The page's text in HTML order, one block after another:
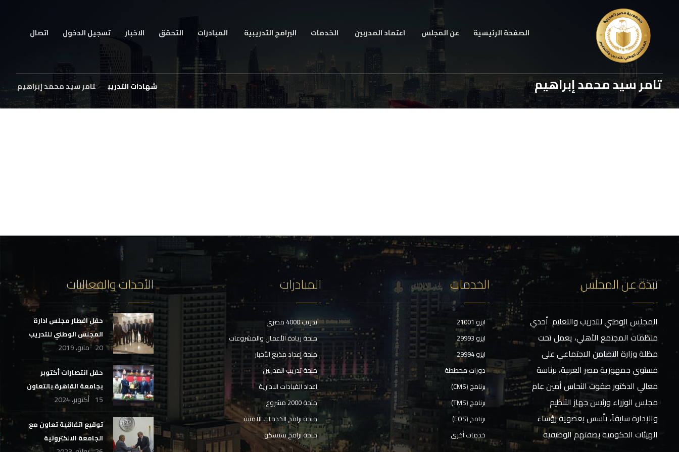
الصفحة الرئيسية عن المجلس اعتماد المدربين الخدمات البرامج التدريبية المبادرات التحقق الاخبار تسجيل الدخول اتصال
تامر سيد محمد إبراهيم شهادات التدريب تامر سيد محمد إبراهيم
نبذة عن المجلس
المجلس الوطني للتدريب والتعليم أحدي
منظمات المجتمع الأهلي، يعمل تحت
مظلة وزارة التضامن الاجتماعي على
مستوي جمهورية مصر العربية، برئاسة
معالي الدكتور صفوت النحاس أمين عام
مجلس الوزراء ورئيس جهاز التنظيم
والإدارة سابقاً، تأسس بعضوية رؤساء
الهيئات الحكومية بصفتهم الوظيفية
الخدمات
ايزو 21001
ايزو 29993
ايزو 29994
دورات مخططة
برنامج (CMS)
برنامج (TMS)
برنامج (EOS)
خدمات أخرى
المبادرات
تدريب 4000 مصري
منحة ريادة الأعمال والمشروعات
منحة إعداد مذيع الأخبار
منحة تدريب المدربين
اعداد القيادات الادارية
منحة 2000 مشروع
منحة برامج الخدمات الامنية
منحة برامج سيسكو
الأحداث والفعاليات
حفل افطار مجلس ادارة
المجلس الوطني للتدريب
والتعليم
20 مايو، 2019
حفل انتصارات أكتوبر
بجامعة القاهرة بالتعاون
مع الهيئة العامة
للاستعلامات
15 أكتوبر، 2024
توقيع اتفاقية تعاون مع
الجامعة الالكترونية